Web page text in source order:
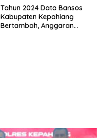
Tahun 2024 Data Bansos
Kabupaten Kepahiang
Bertambah, Anggaran